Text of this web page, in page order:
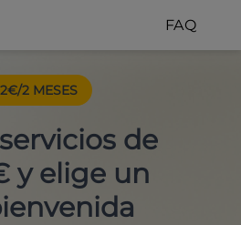
FAQ
2€/2 MESES
de
y elige un